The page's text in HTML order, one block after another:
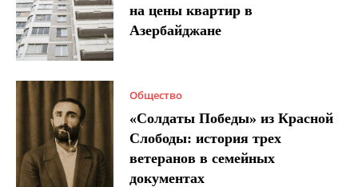
на цены квартир в
Азербайджане
Общество
«Солдаты Победы» из Красной
Слободы: история трех
ветеранов в семейных
документах